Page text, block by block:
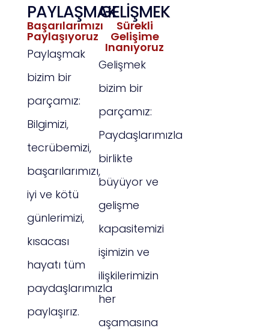
PAYLAŞMAK
Başarılarımızı
Paylaşıyoruz
Paylaşmak
bizim bir
parçamız:
Bilgimizi,
tecrübemizi,
başarılarımızı,
iyi ve kötü
günlerimizi,
kısacası
hayatı tüm
paydaşlarımızla
paylaşırız.
GELİŞMEK
Sürekli
Gelişime
Inanıyoruz
Gelişmek
bizim bir
parçamız:
Paydaşlarımızla
birlikte
büyüyor ve
gelişme
kapasitemizi
işimizin ve
ilişkilerimizin
her
aşamasına